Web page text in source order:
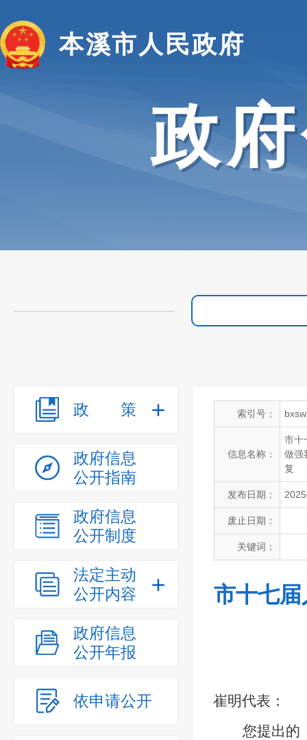
本溪市人民政府
政
政策
政府信息
公开指南
政府信息
公开制度
法定主动
公开内容
政府信息
公开年报
依申请公开
索引号：
信息名称：
市十
做强
复
发布日期：
废止日期：
关键词：
市十七
崔明代表：
您提出的